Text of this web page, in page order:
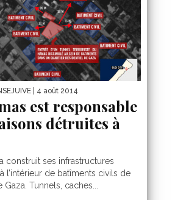
| 4 août 2014
est responsable
détruites à
a construit ses infrastructures
l’intérieur de batîments civils de
Gaza. Tunnels, caches...